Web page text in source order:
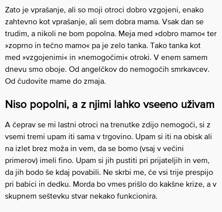
Zato je vprašanje, ali so moji otroci dobro vzgojeni, enako
zahtevno kot vprašanje, ali sem dobra mama. Vsak dan se
trudim, a nikoli ne bom popolna. Meja med »dobro mamo« ter
»zoprno in tečno mamo« pa je zelo tanka. Tako tanka kot
med »vzgojenimi« in »nemogočimi« otroki. V enem samem
dnevu smo oboje. Od angelčkov do nemogočih smrkavcev.
Od čudovite mame do zmaja.
Niso popolni, a z njimi lahko vseeno uživam
A čeprav se mi lastni otroci na trenutke zdijo nemogoči, si z
vsemi tremi upam iti sama v trgovino. Upam si iti na obisk ali
na izlet brez moža in vem, da se bomo (vsaj v večini
primerov) imeli fino. Upam si jih pustiti pri prijateljih in vem,
da jih bodo še kdaj povabili. Ne skrbi me, če vsi trije prespijo
pri babici in dedku. Morda bo vmes prišlo do kakšne krize, a v
skupnem seštevku stvar nekako funkcionira.